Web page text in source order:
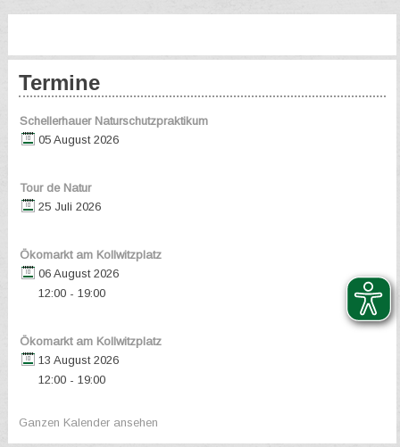
Termine
Schellerhauer Naturschutzpraktikum
05 August 2026
Tour de Natur
25 Juli 2026
Ökomarkt am Kollwitzplatz
06 August 2026
12:00- 19:00
Ökomarkt am Kollwitzplatz
13 August 2026
12:00- 19:00
Ganzen Kalender ansehen